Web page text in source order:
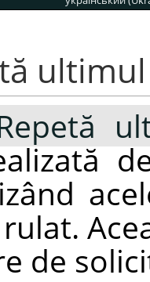
ultimul
de